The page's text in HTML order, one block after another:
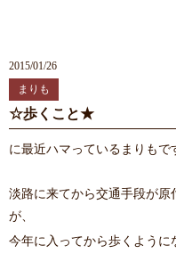
2015/01/26
まりも
☆歩くこと★
に最近ハマっているまりもで
淡路に来てから交通手段が
が、
今年に入ってから歩くように